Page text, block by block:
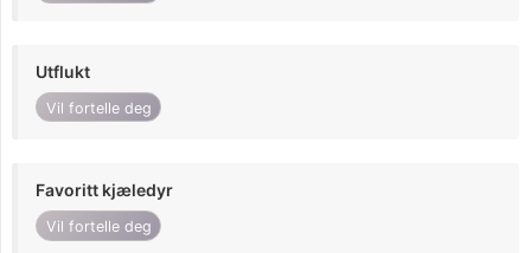
Utflukt
Vil fortelle deg
Favoritt kjæledyr
Vil fortelle deg